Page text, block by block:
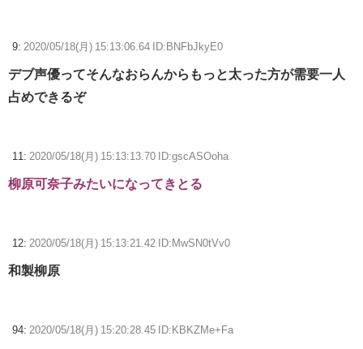
9: 2020/05/18(月) 15:13:06.64 ID:BNFbJkyE0
デブ声優ってそんなおらんからもっと太った方が需要一人
占めできるぞ
11: 2020/05/18(月) 15:13:13.70 ID:gscASOoha
柳原可奈子みたいになってきとる
12: 2020/05/18(月) 15:13:21.42 ID:MwSN0tVv0
和製柳原
94: 2020/05/18(月) 15:20:28.45 ID:KBKZMe+Fa